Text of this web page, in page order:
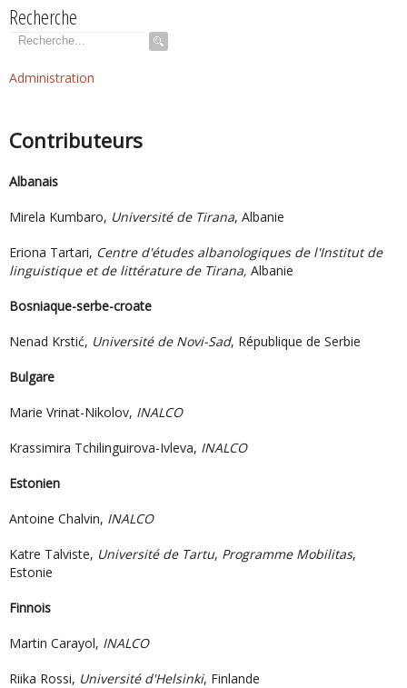
Recherche
Rechercher
Administration
Contributeurs
Albanais
Mirela Kumbaro, Université de Tirana, Albanie
Eriona Tartari, Centre d'études albanologiques de l'Institut de
linguistique et de littérature de Tirana, Albanie
Bosniaque-serbe-croate
Nenad Krstić, Université de Novi-Sad, République de Serbie
Bulgare
Marie Vrinat-Nikolov, INALCO
Krassimira Tchilinguirova-Ivleva, INALCO
Estonien
Antoine Chalvin, INALCO
Katre Talviste, Université de Tartu, Programme Mobilitas,
Estonie
Finnois
Martin Carayol, INALCO
Riika Rossi, Université d'Helsinki, Finlande